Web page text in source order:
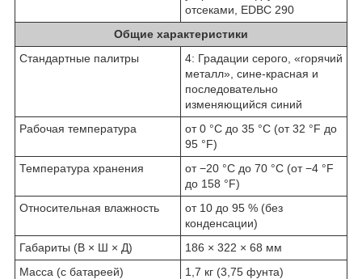
отсеками, EDBC 290
Общие характеристики
Стандартные палитры
4: Градации серого, «горячий
металл», сине-красная и
последовательно
изменяющийся синий
Рабочая температура
от 0 °C до 35 °C (от 32 °F до
95 °F)
Температура хранения
от −20 °C до 70 °C (от −4 °F
до 158 °F)
Относительная влажность
от 10 до 95 % (без
конденсации)
Габариты (В × Ш × Д)
186 × 322 × 68 мм
Масса (с батареей)
1,7 кг (3,75 фунта)